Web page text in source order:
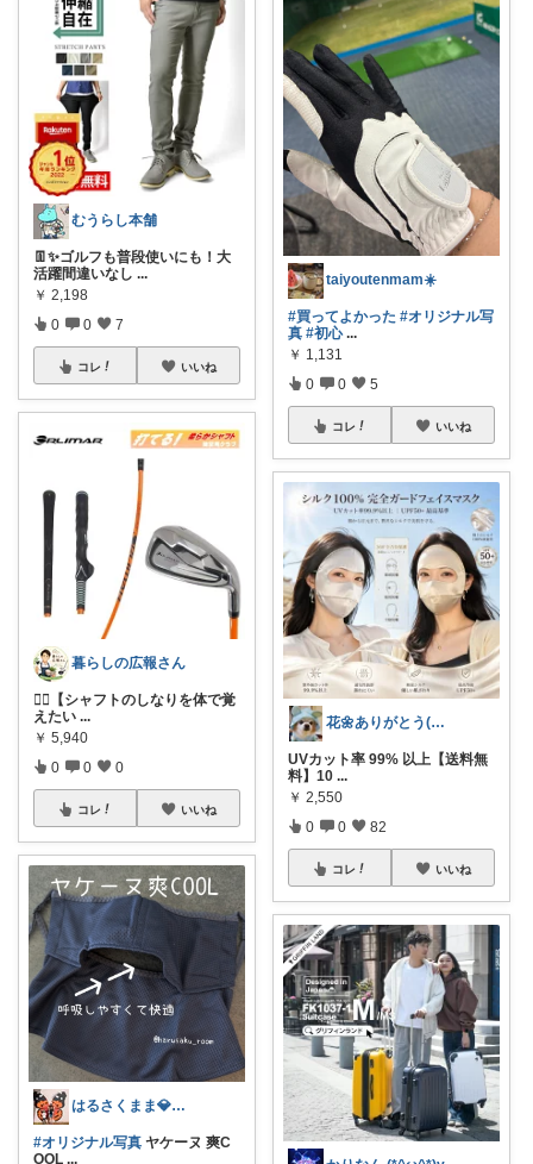
むうらし本舗
👖✨ゴルフも普段使いにも！大
活躍間違いなし ...
￥ 2,198
0 0 7
コレ いいね
暮らしの広報さん
🏌️‍♂️【シャフトのしなりを体で覚
えたい ...
￥ 5,940
0 0 0
コレ いいね
はるさくまま💎兄妹ﾜｰﾏﾏ🦋ig/X
#オリジナル写真 ヤケーヌ 爽C
OOL ...
taiyoutenmam☀️
#買ってよかった #オリジナル写
真 #初心 ...
￥ 1,131
0 0 5
コレ いいね
花🌼ありがとう(*･ω･)*_ _)ﾍ
UVカット率 99% 以上【送料無
料】10 ...
￥ 2,550
0 0 82
コレ いいね